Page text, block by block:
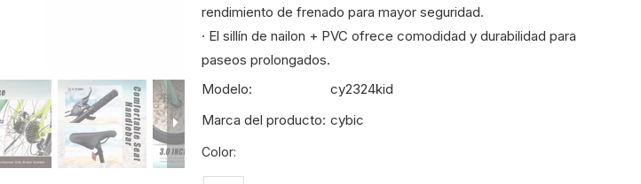
rendimiento de frenado para mayor seguridad.
· El sillín de nailon + PVC ofrece comodidad y durabilidad para
paseos prolongados.
Modelo:
cy2324kid
Marca del producto: cybic
Color: